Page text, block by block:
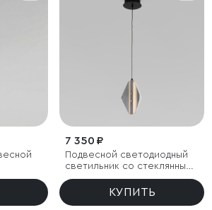
7 350 ₽
Подвесной светодиодный
светильник со стеклянным
плафоном
КУПИТЬ